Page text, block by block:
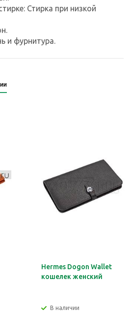
Стирка при низкой
и фурнитура.
Hermes Dogon Wallet
кошелек женский
В наличии